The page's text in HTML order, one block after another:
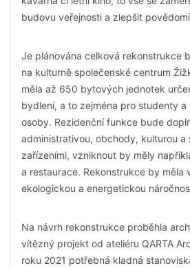
budovu veřejnosti a zlepšit
Je plánována celková rekonstrukce
na kulturně společenské centrum
měla až 650 bytových jednotek
bydlení, a to zejména pro studenty a
osoby. Rezidenční funkce bude
administrativou, obchody, kulturou a
zařízeními, vzniknout by měly
a restaurace. Rekonstrukce by měla
ekologickou a energetickou
Na návrh rekonstrukce proběhla
vítězný projekt od ateliéru QARTA
roku 2021 potřebná kladná